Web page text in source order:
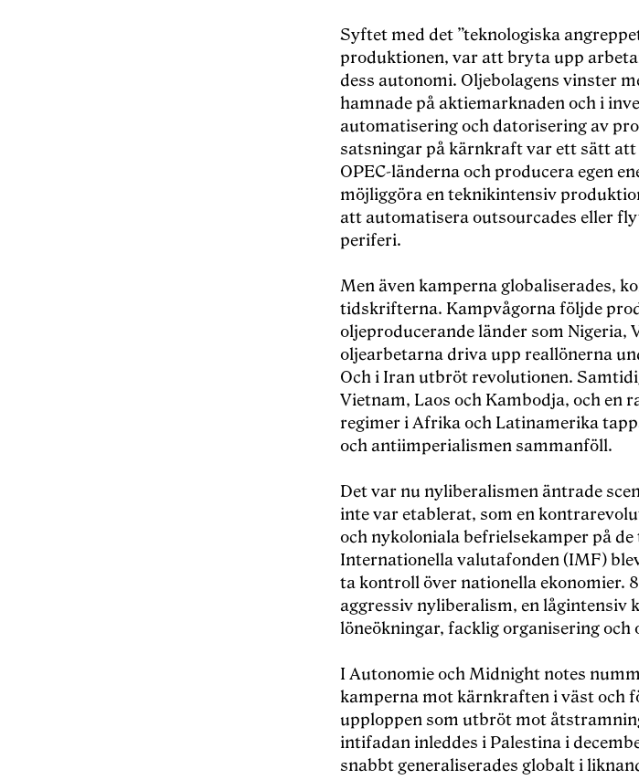
Syftet med det ”teknologiska
produktionen, var att bryta upp
dess autonomi. Oljebolagens vinster
hamnade på aktiemarknaden och i
automatisering och datorisering av
satsningar på kärnkraft var ett sätt
OPEC-länderna och producera egen
möjliggöra en teknikintensiv
att automatisera outsourcades eller
periferi.
Men även kamperna globaliserades,
tidskrifterna. Kampvågorna följde
oljeproducerande länder som Nigeria,
oljearbetarna driva upp reallönerna
Och i Iran utbröt revolutionen.
Vietnam, Laos och Kambodja, och en
regimer i Afrika och Latinamerika
och antiimperialismen sammanföll.
Det var nu nyliberalismen äntrade
inte var etablerat, som en
och nykoloniala befrielsekamper på
Internationella valutafonden (IMF)
ta kontroll över nationella ekonomier.
aggressiv nyliberalism, en
löneökningar, facklig organisering
I Autonomie och Midnight notes
kamperna mot kärnkraften i väst och
upploppen som utbröt mot
intifadan inleddes i Palestina i
snabbt generaliserades globalt i